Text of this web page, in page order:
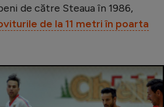
fotbalului
2024
de către Steaua în 1986,
de la 11 metri în poarta